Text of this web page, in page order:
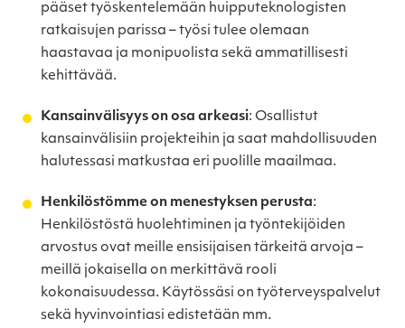
pääset työskentelemään huipputeknologisten
ratkaisujen parissa – työsi tulee olemaan
haastavaa ja monipuolista sekä ammatillisesti
kehittävää.
Kansainvälisyys on osa arkeasi: Osallistut
kansainvälisiin projekteihin ja saat mahdollisuuden
halutessasi matkustaa eri puolille maailmaa.
Henkilöstömme on menestyksen perusta:
Henkilöstöstä huolehtiminen ja työntekijöiden
arvostus ovat meille ensisijaisen tärkeitä arvoja –
meillä jokaisella on merkittävä rooli
kokonaisuudessa. Käytössäsi on työterveyspalvelut
sekä hyvinvointiasi edistetään mm.